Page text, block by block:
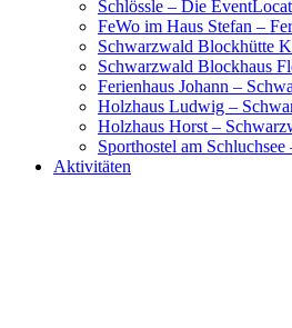
Schlössle – Die
FeWo im Haus Stefan –
Schwarzwald Blockhütte
Schwarzwald Blockhaus
Ferienhaus Johann –
Holzhaus Ludwig –
Holzhaus Horst –
Sporthostel am
Aktivitäten